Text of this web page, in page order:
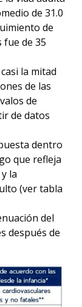
de 31.0
de
de 35
la mitad
de las
de
de datos
dentro
que refleja
la
(ver tabla
del
después de